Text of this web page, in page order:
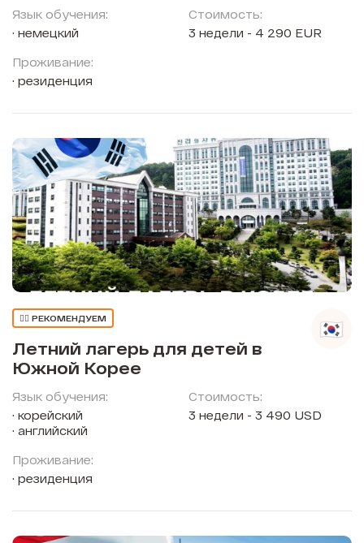
Язык обучения:
немецкий
Проживание:
резиденция
Стоимость:
3 недели - 4 290 EUR
👍🏼 РЕКОМЕНДУЕМ
Летний лагерь для детей в
Южной Корее
Язык обучения:
корейский
английский
Проживание:
резиденция
Стоимость:
3 недели - 3 490 USD